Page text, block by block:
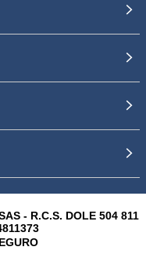
- R.C.S. DOLE 504 811